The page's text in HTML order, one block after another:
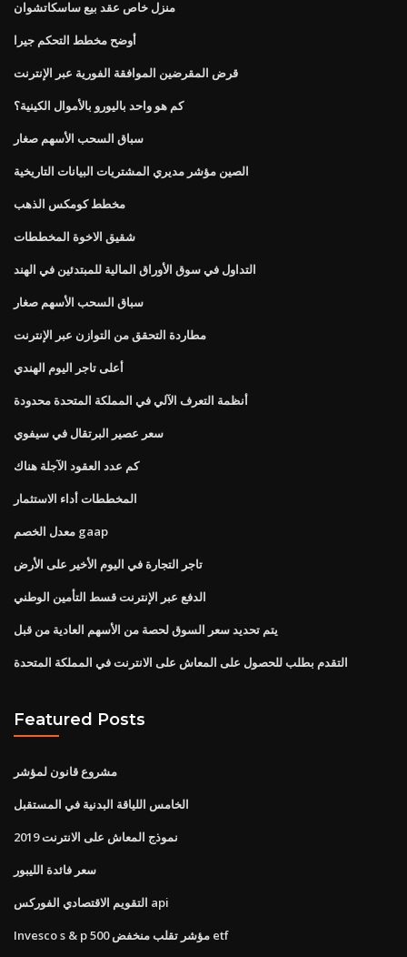
منزل خاص عقد بيع ساسكاتشوان
أوضح مخطط التحكم جيرا
قرض المقرضين الموافقة الفورية عبر الإنترنت
كم هو واحد باليورو بالأموال الكينية؟
سباق السحب الأسهم صغار
الصين مؤشر مديري المشتريات البيانات التاريخية
مخطط كومكس الذهب
شقيق الاخوة المخططات
التداول في سوق الأوراق المالية للمبتدئين في الهند
سباق السحب الأسهم صغار
مطاردة التحقق من التوازن عبر الإنترنت
أعلى تاجر اليوم الهندي
أنظمة التعرف الآلي في المملكة المتحدة محدودة
سعر عصير البرتقال في سيفوي
كم عدد العقود الآجلة هناك
المخططات أداء الاستثمار
معدل الخصم gaap
تاجر التجارة في اليوم الأخير على الأرض
الدفع عبر الإنترنت قسط التأمين الوطني
يتم تحديد سعر السوق لحصة من الأسهم العادية من قبل
التقدم بطلب للحصول على المعاش على الانترنت في المملكة المتحدة
Featured Posts
مشروع قانون لمؤشر
الخامس اللياقة البدنية في المستقبل
نموذج المعاش على الانترنت 2019
سعر فائدة الليبور
التقويم الاقتصادي الفوركس api
Invesco s & p 500 مؤشر تقلب منخفض etf